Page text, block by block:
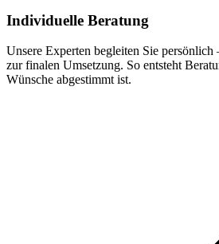
Individuelle Beratung
Unsere Experten begleiten Sie persönlich
zur finalen Umsetzung. So entsteht
Wünsche abgestimmt ist.